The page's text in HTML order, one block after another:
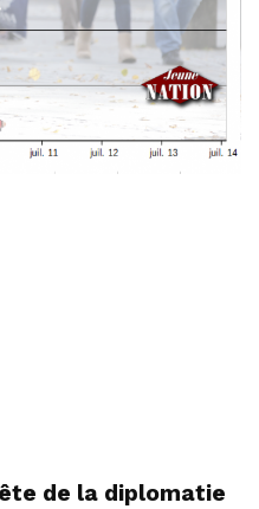
de la diplomatie